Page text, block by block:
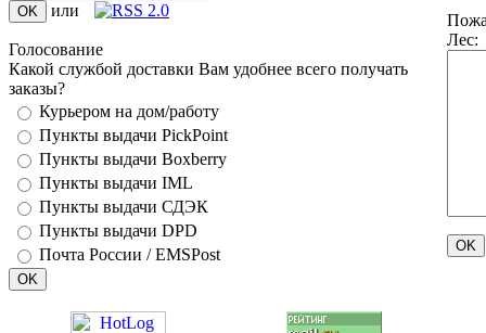
или
Голосование
Какой службой доставки Вам удобнее всего получать
заказы?
Курьером на дом/работу
Пункты выдачи PickPoint
Пункты выдачи Boxberry
Пункты выдачи IML
Пункты выдачи СДЭК
Пункты выдачи DPD
Почта России / EMSPost
Лес: